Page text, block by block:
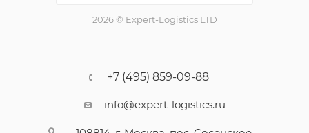
2026 © Expert-Logistics LTD
+7 (495) 859-09-88
info@expert-logistics.ru